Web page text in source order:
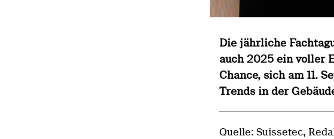
Die jährliche
auch 2025 ein voller
Chance, sich am 11.
Trends in der
Quelle: Suissetec,